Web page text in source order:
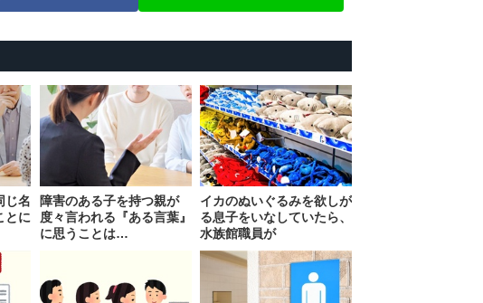
じ名
とに
障害のある子を持つ親が
度々言われる『ある言葉』
に思うことは…
イカのぬいぐるみを欲しが
る息子をいなしていたら、
水族館職員が